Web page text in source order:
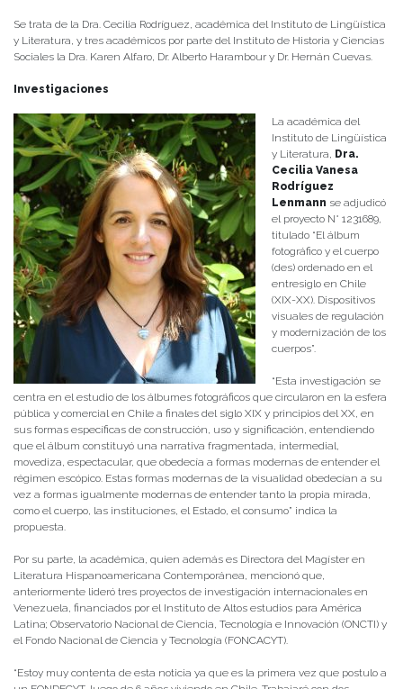
Se trata de la Dra. Cecilia Rodríguez, académica del Instituto de Lingüística
y Literatura, y tres académicos por parte del Instituto de Historia y Ciencias
Sociales la Dra. Karen Alfaro, Dr. Alberto Harambour y Dr. Hernán Cuevas.
Investigaciones
La académica del
Instituto de Lingüística
y Literatura, Dra.
Cecilia Vanesa
Rodríguez
Lenmann se adjudicó
el proyecto N° 1231689,
titulado “El álbum
fotográfico y el cuerpo
(des) ordenado en el
entresiglo en Chile
(XIX-XX). Dispositivos
visuales de regulación
y modernización de los
cuerpos”.
“Esta investigación se
centra en el estudio de los álbumes fotográficos que circularon en la esfera
pública y comercial en Chile a finales del siglo XIX y principios del XX, en
sus formas específicas de construcción, uso y significación, entendiendo
que el álbum constituyó una narrativa fragmentada, intermedial,
movediza, espectacular, que obedecía a formas modernas de entender el
régimen escópico. Estas formas modernas de la visualidad obedecían a su
vez a formas igualmente modernas de entender tanto la propia mirada,
como el cuerpo, las instituciones, el Estado, el consumo” indica la
propuesta.
Por su parte, la académica, quien además es Directora del Magíster en
Literatura Hispanoamericana Contemporánea, mencionó que,
anteriormente lideró tres proyectos de investigación internacionales en
Venezuela, financiados por el Instituto de Altos estudios para América
Latina; Observatorio Nacional de Ciencia, Tecnología e Innovación (ONCTI) y
el Fondo Nacional de Ciencia y Tecnología (FONCACYT).
“Estoy muy contenta de esta noticia ya que es la primera vez que postulo a